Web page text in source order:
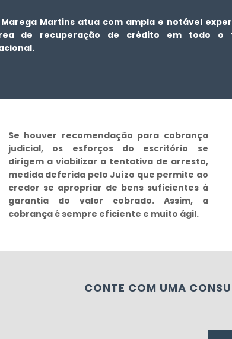
Marega Martins atua com ampla e notável
de recuperação de crédito em todo o
Se houver recomendação para cobrança
judicial, os esforços do escritório se
dirigem a viabilizar a tentativa de arresto,
medida deferida pelo Juízo que permite ao
credor se apropriar de bens suficientes à
garantia do valor cobrado. Assim, a
cobrança é sempre eficiente e muito ágil.
CONTE COM UMA